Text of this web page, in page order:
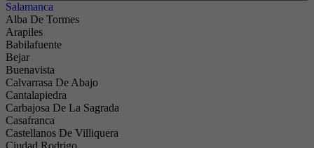
Salamanca
Alba De Tormes
Arapiles
Babilafuente
Bejar
Buenavista
Calvarrasa De Abajo
Cantalapiedra
Carbajosa De La Sagrada
Casafranca
Castellanos De Villiquera
Ciudad Rodrigo